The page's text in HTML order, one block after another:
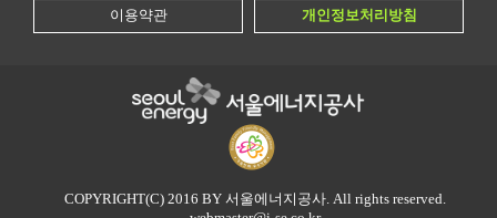
이용약관 개인정보처리방침
COPYRIGHT(C) 2016 BY 서울에너지공사. All rights reserved.